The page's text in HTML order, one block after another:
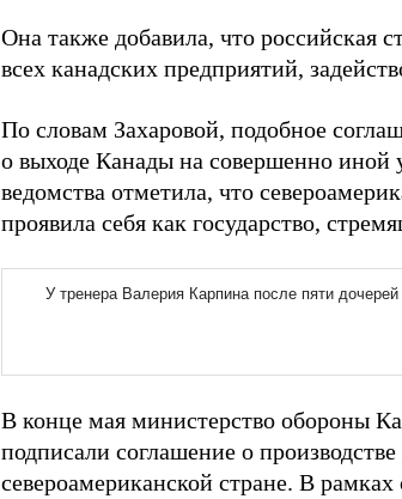
Она также добавила, что российская
всех канадских предприятий,
По словам Захаровой, подобное
о выходе Канады на совершенно иной
ведомства отметила, что
проявила себя как государство,
В конце мая министерство обороны
подписали соглашение о
североамериканской стране. В